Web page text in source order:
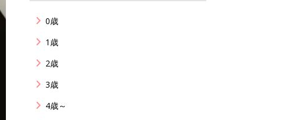
0歳
1歳
2歳
3歳
4歳～